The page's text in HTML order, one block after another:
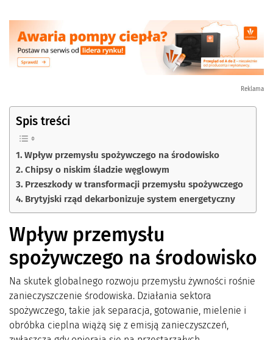
Reklama
Spis treści
Wpływ przemysłu spożywczego na środowisko
Chipsy o niskim śladzie węglowym
Przeszkody w transformacji przemysłu spożywczego
Brytyjski rząd dekarbonizuje system energetyczny
Wpływ przemysłu
spożywczego na środowisko
Na skutek globalnego rozwoju przemysłu żywności rośnie
zanieczyszczenie środowiska. Działania sektora
spożywczego, takie jak separacja, gotowanie, mielenie i
obróbka cieplna wiążą się z emisją zanieczyszczeń,